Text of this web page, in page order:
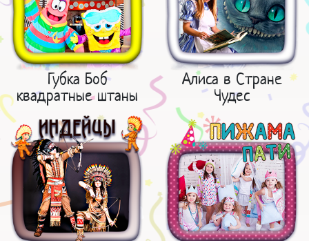
Губка Боб
квадратные штаны
Алиса в Стране
Чудес